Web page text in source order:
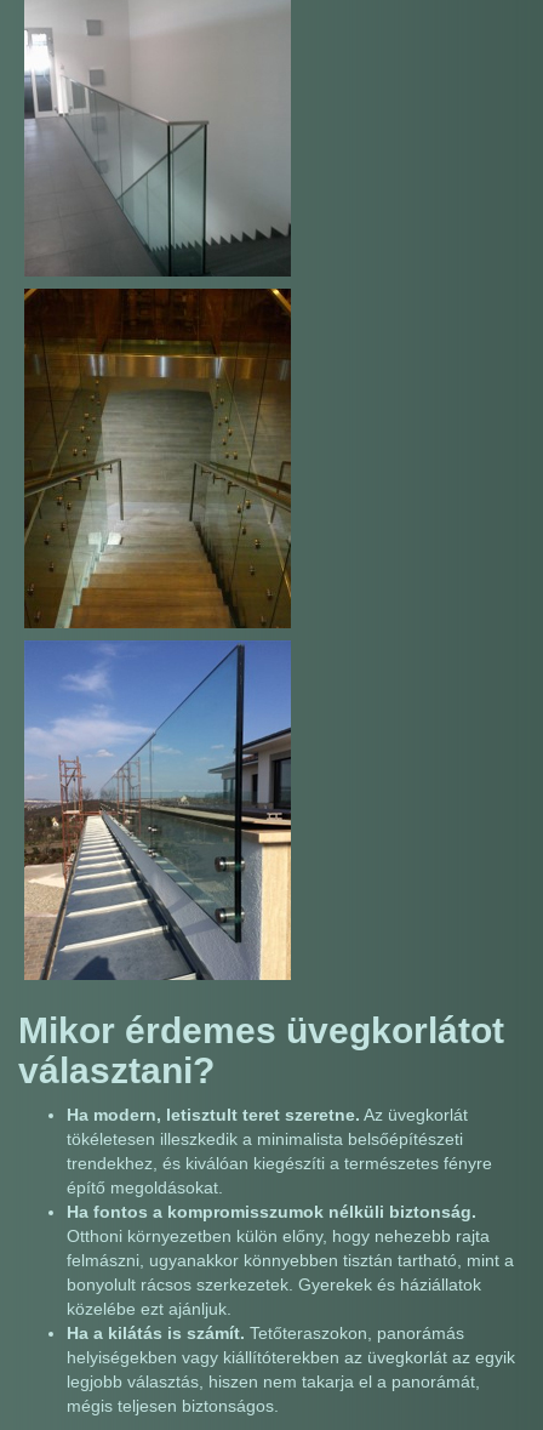
Mikor érdemes üvegkorlátot
választani?
Ha modern, letisztult teret szeretne. Az üvegkorlát
tökéletesen illeszkedik a minimalista belsőépítészeti
trendekhez, és kiválóan kiegészíti a természetes fényre
építő megoldásokat.
Ha fontos a kompromisszumok nélküli biztonság.
Otthoni környezetben külön előny, hogy nehezebb rajta
felmászni, ugyanakkor könnyebben tisztán tartható, mint a
bonyolult rácsos szerkezetek. Gyerekek és háziállatok
közelébe ezt ajánljuk.
Ha a kilátás is számít. Tetőteraszokon, panorámás
helyiségekben vagy kiállítóterekben az üvegkorlát az egyik
legjobb választás, hiszen nem takarja el a panorámát,
mégis teljesen biztonságos.